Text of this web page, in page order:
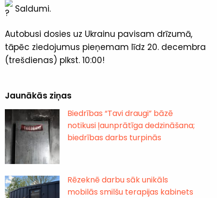
Saldumi.
Autobusi dosies uz Ukrainu pavisam drīzumā,
tāpēc ziedojumus pieņemam līdz 20. decembra
(trešdienas) plkst. 10:00!
Jaunākās ziņas
Biedrības “Tavi draugi” bāzē
notikusi ļaunprātīga dedzināšana;
biedrības darbs turpinās
Rēzeknē darbu sāk unikāls
mobilās smilšu terapijas kabinets